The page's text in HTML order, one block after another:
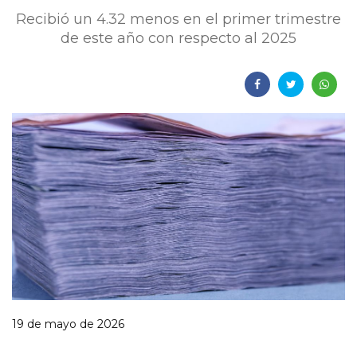
Recibió un 4.32 menos en el primer trimestre
de este año con respecto al 2025
19 de mayo de 2026